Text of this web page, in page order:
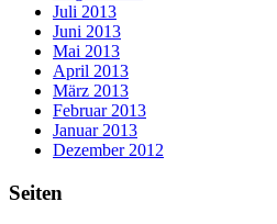
Juli 2013
Juni 2013
Mai 2013
April 2013
März 2013
Februar 2013
Januar 2013
Dezember 2012
Seiten